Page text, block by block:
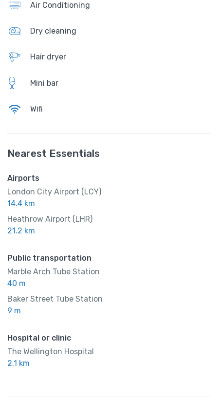
Air Conditioning
Dry cleaning
Hair dryer
Mini bar
Wifi
Nearest Essentials
Airports
London City Airport (LCY)
14.4 km
Heathrow Airport (LHR)
21.2 km
Public transportation
Marble Arch Tube Station
40 m
Baker Street Tube Station
9 m
Hospital or clinic
The Wellington Hospital
2.1 km